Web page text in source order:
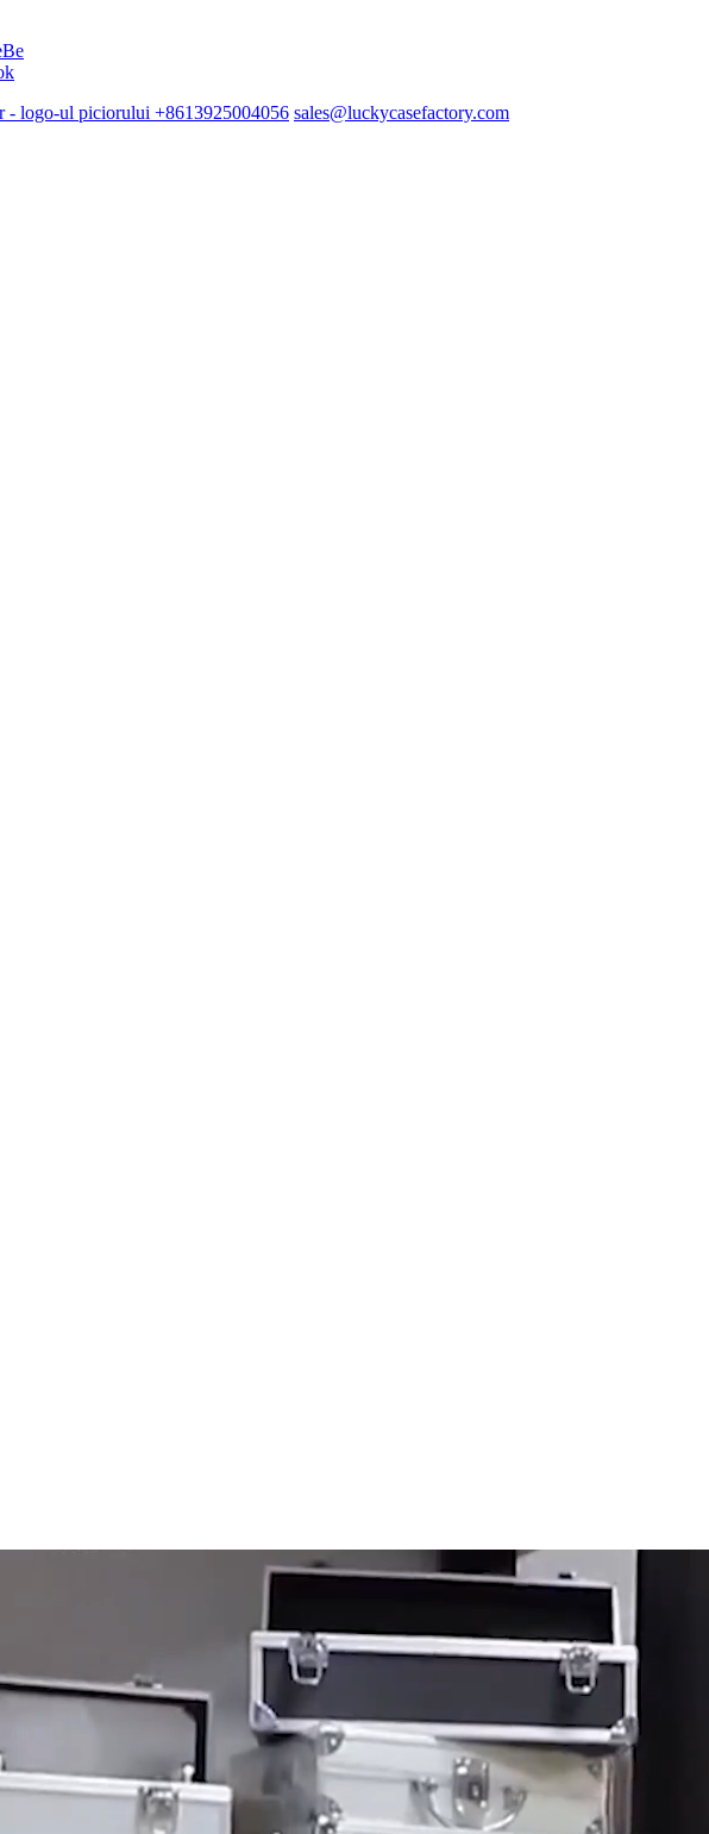
+8613925004056 sales@luckycasefactory.com